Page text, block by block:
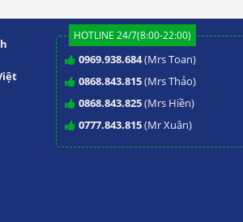
Khuẩn Giày, Dép, Quần Áo, Happys HPS-
HOTLINE 24/7(8:00-22:00)
0969.938.684(Mrs Toan)
0868.843.815(Mrs Thảo)
0868.843.825(Mrs Hiền)
0777.843.815(Mr Xuân)